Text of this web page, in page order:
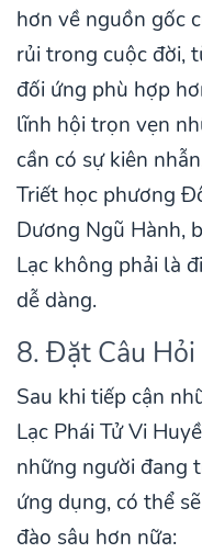
hơn về nguồn gốc
rủi trong cuộc đời,
đối ứng phù hợp
lĩnh hội trọn vẹn
cần có sự kiên
Triết học phương
Dương Ngũ Hành,
Lạc không phải là
dễ dàng.
8. Đặt Câu Hỏi
Sau khi tiếp cận
Lạc Phái Tử Vi
những người đang
ứng dụng, có thể
đào sâu hơn nữa: